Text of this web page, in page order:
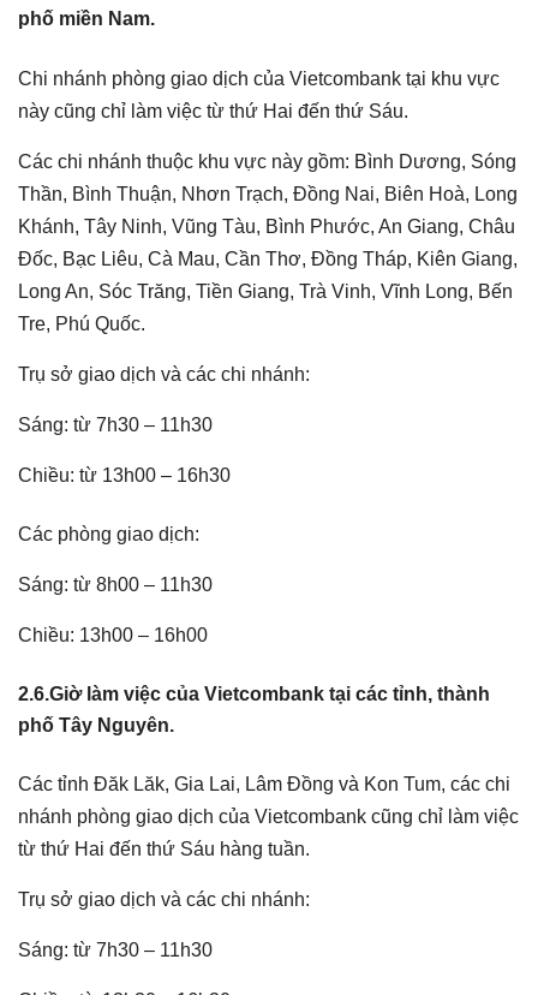
phố miền Nam.
Chi nhánh phòng giao dịch của Vietcombank tại khu vực
này cũng chỉ làm việc từ thứ Hai đến thứ Sáu.
Các chi nhánh thuộc khu vực này gồm: Bình Dương, Sóng
Thần, Bình Thuận, Nhơn Trạch, Đồng Nai, Biên Hoà, Long
Khánh, Tây Ninh, Vũng Tàu, Bình Phước, An Giang, Châu
Đốc, Bạc Liêu, Cà Mau, Cần Thơ, Đồng Tháp, Kiên Giang,
Long An, Sóc Trăng, Tiền Giang, Trà Vinh, Vĩnh Long, Bến
Tre, Phú Quốc.
Trụ sở giao dịch và các chi nhánh:
Sáng: từ 7h30 – 11h30
Chiều: từ 13h00 – 16h30
Các phòng giao dịch:
Sáng: từ 8h00 – 11h30
Chiều: 13h00 – 16h00
2.6.Giờ làm việc của Vietcombank tại các tỉnh, thành
phố Tây Nguyên.
Các tỉnh Đăk Lăk, Gia Lai, Lâm Đồng và Kon Tum, các chi
nhánh phòng giao dịch của Vietcombank cũng chỉ làm việc
từ thứ Hai đến thứ Sáu hàng tuần.
Trụ sở giao dịch và các chi nhánh:
Sáng: từ 7h30 – 11h30